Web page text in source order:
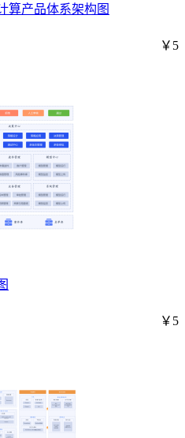
算产品体系架构图
￥5
￥5